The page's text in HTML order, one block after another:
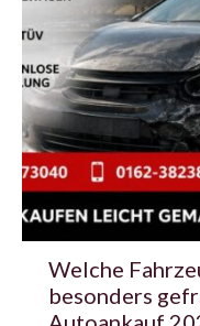
Welche
besonders